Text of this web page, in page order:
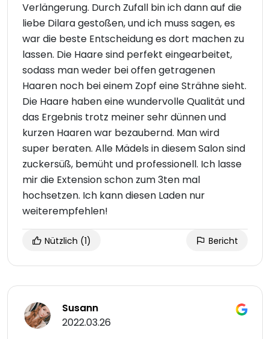
Verlängerung. Durch Zufall bin ich dann auf die
liebe Dilara gestoßen, und ich muss sagen, es
war die beste Entscheidung es dort machen zu
lassen. Die Haare sind perfekt eingearbeitet,
sodass man weder bei offen getragenen
Haaren noch bei einem Zopf eine Strähne sieht.
Die Haare haben eine wundervolle Qualität und
das Ergebnis trotz meiner sehr dünnen und
kurzen Haaren war bezaubernd. Man wird
super beraten. Alle Mädels in diesem Salon sind
zuckersüß, bemüht und professionell. Ich lasse
mir die Extension schon zum 3ten mal
hochsetzen. Ich kann diesen Laden nur
weiterempfehlen!
Nützlich (1) Bericht
Susann
2022.03.26